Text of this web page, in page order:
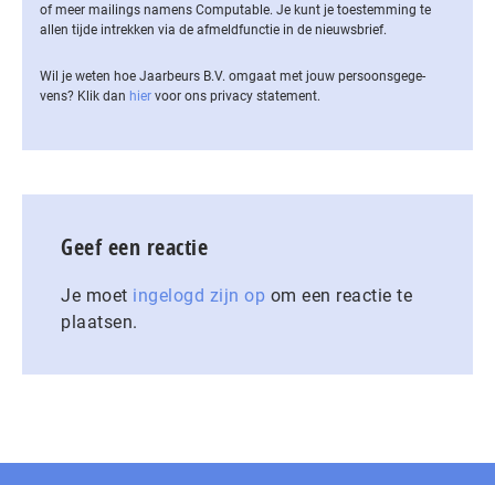
of meer mailings namens Computable. Je kunt je toestemming te
allen tijde intrekken via de af­meld­func­tie in de nieuwsbrief.
Wil je weten hoe Jaarbeurs B.V. omgaat met jouw per­soons­ge­ge­
vens? Klik dan hier voor ons privacy statement.
Geef een reactie
Je moet ingelogd zijn op om een reactie te
plaatsen.